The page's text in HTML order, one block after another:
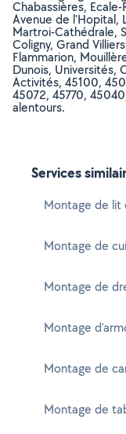
Chabassières,
Avenue de l'Hopital,
Martroi-Cathédrale,
Coligny, Grand
Flammarion,
Dunois, Universités,
Activités, 45100,
45072, 45770,
alentours.
Services
Montage de lit
Montage de
Montage de
Montage
Montage de
Montage de